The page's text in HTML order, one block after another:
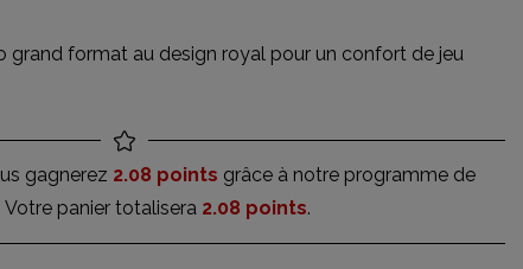
grand format au design royal pour un confort de jeu
gagnerez 2.08 points grâce à notre programme de
Votre panier totalisera 2.08 points.